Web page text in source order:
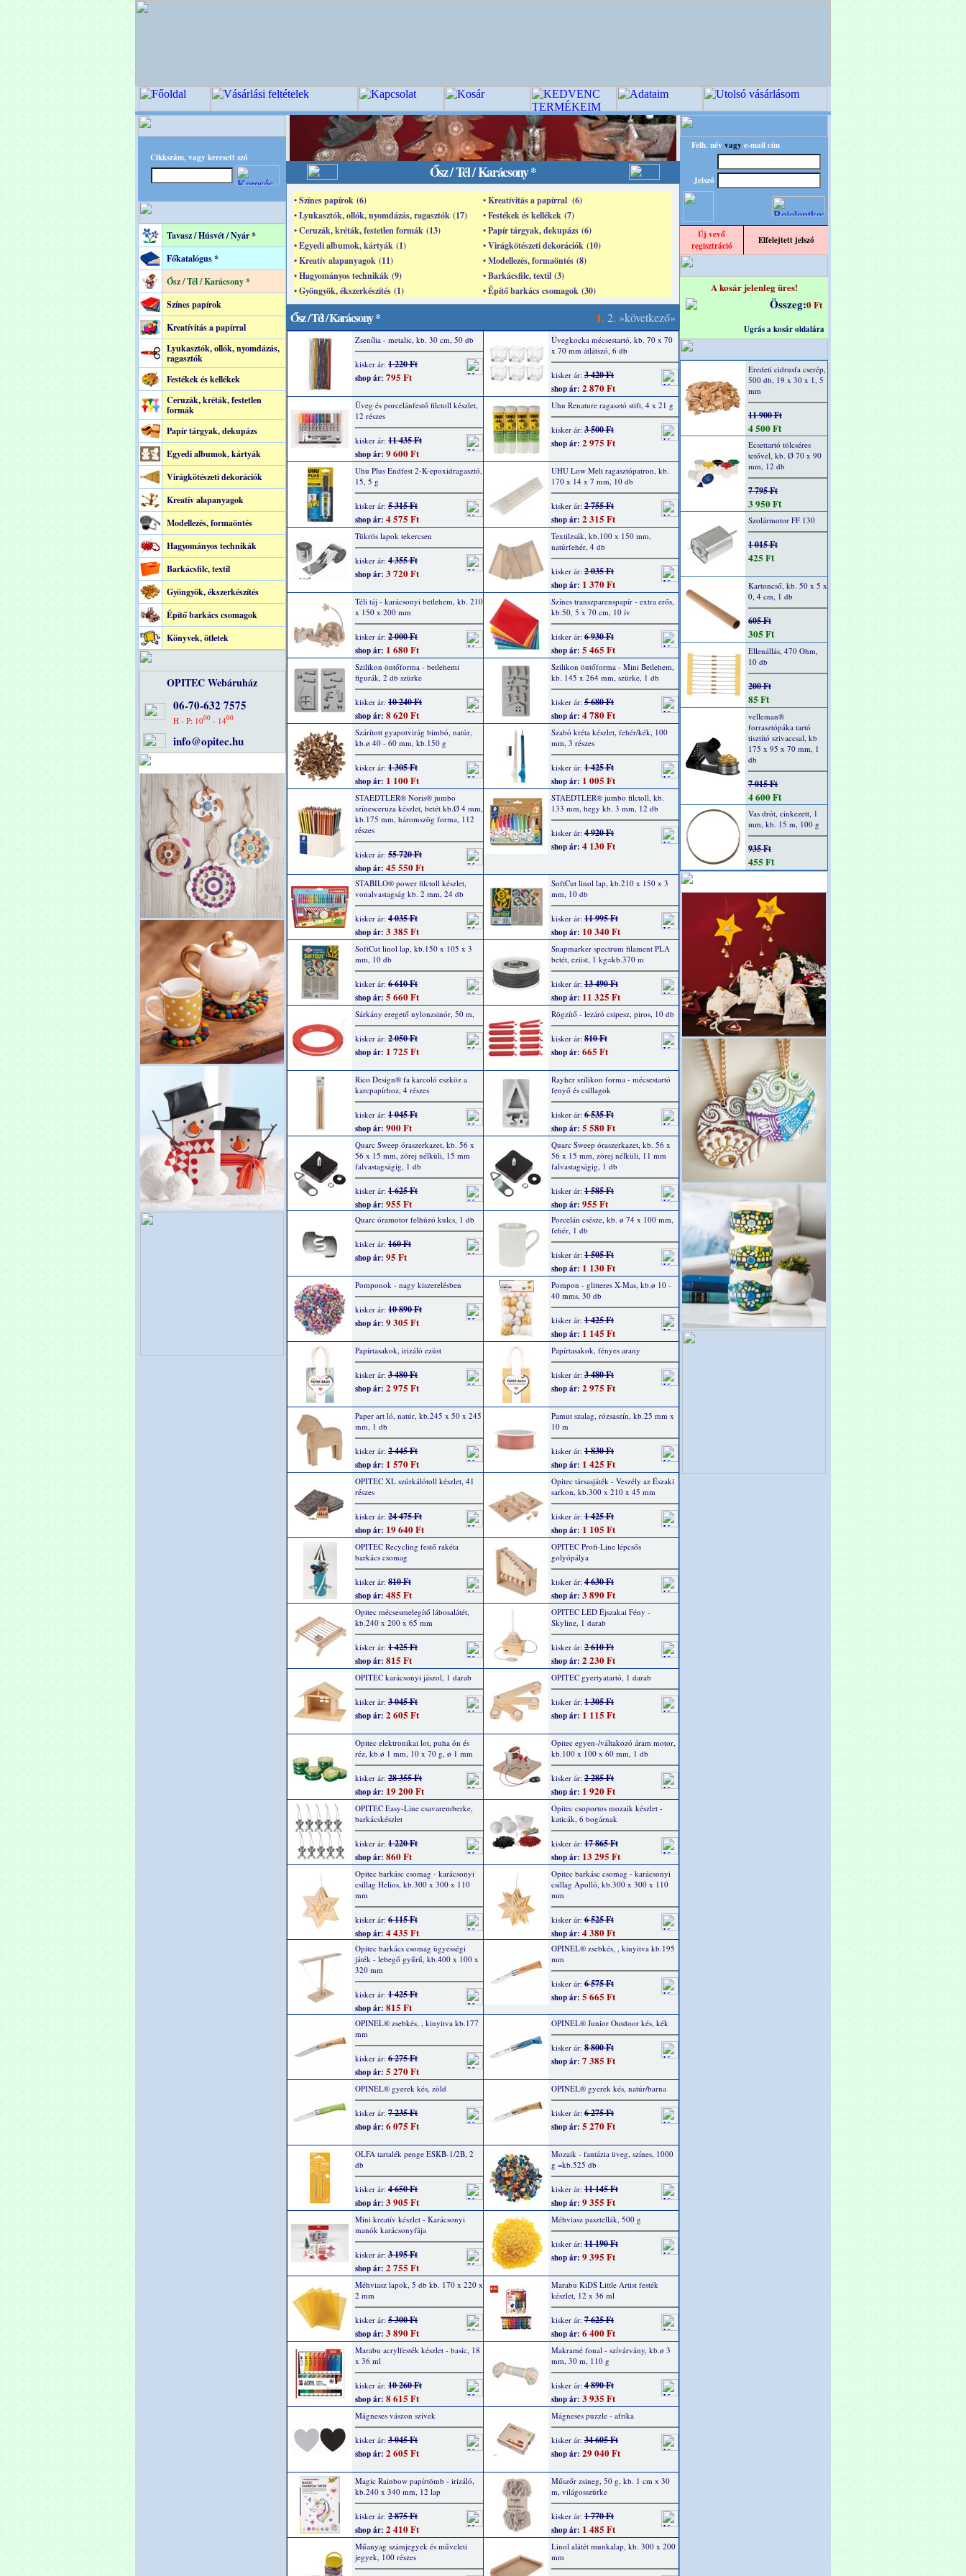
Cikkszám, vagy keresett szó
Tavasz / Húsvét / Nyár *
Főkatalógus *
Ősz / Tél / Karácsony *
Színes papírok
Kreatívitás a papírral
Lyukasztók, ollók, nyomdázás,
ragasztók
Festékek és kellékek
Ceruzák, kréták, festetlen
formák
Papír tárgyak, dekupázs
Egyedi albumok, kártyák
Virágkötészeti dekorációk
Kreatív alapanyagok
Modellezés, formaöntés
Hagyományos technikák
Barkácsfilc, textil
Gyöngyök, ékszerkészítés
Építő barkács csomagok
Könyvek, ötletek
OPITEC Webáruház
06-70-632 7575
H - P: 1000- 1400
info@opitec.hu
Ősz / Tél / Karácsony *
• Színes papírok (6)
• Kreatívitás a papírral (6)
• Lyukasztók, ollók, nyomdázás, ragasztók (17)
• Festékek és kellékek (7)
• Ceruzák, kréták, festetlen formák (13)
• Papír tárgyak, dekupázs (6)
• Egyedi albumok, kártyák (1)
• Virágkötészeti dekorációk (10)
• Kreatív alapanyagok (11)
• Modellezés, formaöntés (8)
• Hagyományos technikák (9)
• Barkácsfilc, textil (3)
• Gyöngyök, ékszerkészítés (1)
• Építő barkács csomagok (30)
Ősz / Tél / Karácsony * 1.2. »következő»
Zsenília - metalic, kb. 30 cm, 50 db
kisker ár: 1 220 Ft
shop ár: 795 Ft
Üvegkocka mécsestartó, kb. 70 x 70
x 70 mm átlátszó, 6 db
kisker ár: 3 420 Ft
shop ár: 2 870 Ft
Üveg és porcelánfestő filctoll készlet,
12 részes
kisker ár: 11 435 Ft
shop ár: 9 600 Ft
Uhu Renature ragasztó stift, 4 x 21 g
kisker ár: 3 500 Ft
shop ár: 2 975 Ft
Uhu Plus Endfest 2-K-epoxidragasztó,
15, 5 g
kisker ár: 5 315 Ft
shop ár: 4 575 Ft
UHU Low Melt ragasztópatron, kb.
170 x 14 x 7 mm, 10 db
kisker ár: 2 755 Ft
shop ár: 2 315 Ft
Tükrös lapok tekercsen
kisker ár: 4 355 Ft
shop ár: 3 720 Ft
Textilzsák, kb.100 x 150 mm,
natúrfehér, 4 db
kisker ár: 2 035 Ft
shop ár: 1 370 Ft
Téli táj - karácsonyi betlehem, kb. 210
x 150 x 200 mm
kisker ár: 2 000 Ft
shop ár: 1 680 Ft
Színes transzparenspapír - extra erős,
kb.50, 5 x 70 cm, 10 ív
kisker ár: 6 930 Ft
shop ár: 5 465 Ft
Szilikon öntőforma - betlehemi
figurák, 2 db szürke
kisker ár: 10 240 Ft
shop ár: 8 620 Ft
Szilikon öntőforma - Mini Betlehem,
kb. 145 x 264 mm, szürke, 1 db
kisker ár: 5 680 Ft
shop ár: 4 780 Ft
Szárított gyapotvirág bimbó, natúr,
kb.ø 40 - 60 mm, kb.150 g
kisker ár: 1 305 Ft
shop ár: 1 100 Ft
Szabó kréta készlet, fehér/kék, 100
mm, 3 részes
kisker ár: 1 425 Ft
shop ár: 1 005 Ft
STAEDTLER® Noris® jumbo
színesceruza készlet, betét kb.Ø 4 mm,
kb.175 mm, háromszög forma, 112
részes
kisker ár: 55 720 Ft
shop ár: 45 550 Ft
STAEDTLER® jumbo filctoll, kb.
133 mm, hegy kb. 3 mm, 12 db
kisker ár: 4 920 Ft
shop ár: 4 130 Ft
STABILO® power filctoll készlet,
vonalvastagság kb. 2 mm, 24 db
kisker ár: 4 035 Ft
shop ár: 3 385 Ft
SoftCut linol lap, kb.210 x 150 x 3
mm, 10 db
kisker ár: 11 995 Ft
shop ár: 10 340 Ft
SoftCut linol lap, kb.150 x 105 x 3
mm, 10 db
kisker ár: 6 610 Ft
shop ár: 5 660 Ft
Snapmarker spectrum filament PLA
betét, ezüst, 1 kg=kb.370 m
kisker ár: 13 490 Ft
shop ár: 11 325 Ft
Sárkány eregető nylonzsinór, 50 m,
kisker ár: 2 050 Ft
shop ár: 1 725 Ft
Rögzítő - lezáró csipesz, piros, 10 db
kisker ár: 810 Ft
shop ár: 665 Ft
Rico Design® fa karcoló eszköz a
karcpapírhoz, 4 részes
kisker ár: 1 045 Ft
shop ár: 900 Ft
Rayher szilikon forma - mécsestartó
fenyő és csillagok
kisker ár: 6 535 Ft
shop ár: 5 580 Ft
Quarc Sweep óraszerkazet, kb. 56 x
56 x 15 mm, zörej nélküli, 15 mm
falvastagságig, 1 db
kisker ár: 1 625 Ft
shop ár: 955 Ft
Quarc Sweep óraszerkazet, kb. 56 x
56 x 15 mm, zörej nélküli, 11 mm
falvastagságig, 1 db
kisker ár: 1 585 Ft
shop ár: 955 Ft
Quarc óramotor felhúzó kulcs, 1 db
kisker ár: 160 Ft
shop ár: 95 Ft
Porcelán csésze, kb. ø 74 x 100 mm,
fehér, 1 db
kisker ár: 1 505 Ft
shop ár: 1 130 Ft
Pomponok - nagy kiszerelésben
kisker ár: 10 890 Ft
shop ár: 9 305 Ft
Pompon - glitteres X-Mas, kb.ø 10 -
40 mms, 30 db
kisker ár: 1 425 Ft
shop ár: 1 145 Ft
Papírtasakok, irizáló ezüst
kisker ár: 3 480 Ft
shop ár: 2 975 Ft
Papírtasakok, fényes arany
kisker ár: 3 480 Ft
shop ár: 2 975 Ft
Paper art ló, natúr, kb.245 x 50 x 245
mm, 1 db
kisker ár: 2 445 Ft
shop ár: 1 570 Ft
Pamut szalag, rózsaszín, kb.25 mm x
10 m
kisker ár: 1 830 Ft
shop ár: 1 425 Ft
OPITEC XL szúrkálótoll készlet, 41
részes
kisker ár: 24 475 Ft
shop ár: 19 640 Ft
Opitec társasjáték - Veszély az Északi
sarkon, kb.300 x 210 x 45 mm
kisker ár: 1 425 Ft
shop ár: 1 105 Ft
OPITEC Recycling festő rakéta
barkács csomag
kisker ár: 810 Ft
shop ár: 485 Ft
OPITEC Profi-Line lépcsős
golyópálya
kisker ár: 4 630 Ft
shop ár: 3 890 Ft
Opitec mécsesmelegítő lábosalátét,
kb.240 x 200 x 65 mm
kisker ár: 1 425 Ft
shop ár: 815 Ft
OPITEC LED Éjszakai Fény -
Skyline, 1 darab
kisker ár: 2 610 Ft
shop ár: 2 230 Ft
OPITEC karácsonyi jászol, 1 darab
kisker ár: 3 045 Ft
shop ár: 2 605 Ft
OPITEC gyertyatartó, 1 darab
kisker ár: 1 305 Ft
shop ár: 1 115 Ft
Opitec elektronikai lot, puha ón és
réz, kb.ø 1 mm, 10 x 70 g, ø 1 mm
kisker ár: 28 355 Ft
shop ár: 19 200 Ft
Opitec egyen-/váltakozó áram motor,
kb.100 x 100 x 60 mm, 1 db
kisker ár: 2 285 Ft
shop ár: 1 920 Ft
OPITEC Easy-Line csavaremberke,
barkácskészlet
kisker ár: 1 220 Ft
shop ár: 860 Ft
Opitec csoportos mozaik készlet -
katicák, 6 bogárnak
kisker ár: 17 865 Ft
shop ár: 13 295 Ft
Opitec barkásc csomag - karácsonyi
csillag Helios, kb.300 x 300 x 110
mm
kisker ár: 6 115 Ft
shop ár: 4 435 Ft
Opitec barkásc csomag - karácsonyi
csillag Apolló, kb.300 x 300 x 110
mm
kisker ár: 6 525 Ft
shop ár: 4 380 Ft
Opitec barkács csomag ügyességi
játék - lebegő gyűrű, kb.400 x 100 x
320 mm
kisker ár: 1 425 Ft
shop ár: 815 Ft
OPINEL® zsebkés, , kinyitva kb.195
mm
kisker ár: 6 575 Ft
shop ár: 5 665 Ft
OPINEL® zsebkés, , kinyitva kb.177
mm
kisker ár: 6 275 Ft
shop ár: 5 270 Ft
OPINEL® Junior Outdoor kés, kék
kisker ár: 8 800 Ft
shop ár: 7 385 Ft
OPINEL® gyerek kés, zöld
kisker ár: 7 235 Ft
shop ár: 6 075 Ft
OPINEL® gyerek kés, natúr/barna
kisker ár: 6 275 Ft
shop ár: 5 270 Ft
OLFA tartalék penge ESKB-1/2B, 2
db
kisker ár: 4 650 Ft
shop ár: 3 905 Ft
Mozaik - fantázia üveg, színes, 1000
g =kb.525 db
kisker ár: 11 145 Ft
shop ár: 9 355 Ft
Mini kreatív készlet - Karácsonyi
manók karácsonyfája
kisker ár: 3 195 Ft
shop ár: 2 755 Ft
Méhviasz pasztellák, 500 g
kisker ár: 11 190 Ft
shop ár: 9 395 Ft
Méhviasz lapok, 5 db kb. 170 x 220 x
2 mm
kisker ár: 5 300 Ft
shop ár: 3 890 Ft
Marabu KiDS Little Artist festék
készlet, 12 x 36 ml
kisker ár: 7 625 Ft
shop ár: 6 400 Ft
Marabu acrylfesték készlet - basic, 18
x 36 ml
kisker ár: 10 260 Ft
shop ár: 8 615 Ft
Makramé fonal - szívárvány, kb.ø 3
mm, 30 m, 110 g
kisker ár: 4 890 Ft
shop ár: 3 935 Ft
Mágneses vászon szívek
kisker ár: 3 045 Ft
shop ár: 2 605 Ft
Mágneses puzzle - afrika
kisker ár: 34 605 Ft
shop ár: 29 040 Ft
Magic Rainbow papírtömb - irizáló,
kb.240 x 340 mm, 12 lap
kisker ár: 2 875 Ft
shop ár: 2 410 Ft
Műszőr zsineg, 50 g, kb. 1 cm x 30
m, világosszürke
kisker ár: 1 770 Ft
shop ár: 1 485 Ft
Műanyag számjegyek és műveleti
jegyek, 100 részes
Linol alátét munkalap, kb. 300 x 200
mm
Felh. név vagy e-mail cím
Jelszó
Új vevő
regisztráció
Elfelejtett jelszó
A kosár jelenleg üres!
Összeg:0 Ft
Ugrás a kosár oldalára
Eredeti cidrusfa cserép,
500 db, 19 x 30 x 1, 5
mm
11 900 Ft
4 500 Ft
Ecsettartó tölcséres
tetővel, kb. Ø 70 x 90
mm, 12 db
7 795 Ft
3 950 Ft
Szolármotor FF 130
1 015 Ft
425 Ft
Kartoncső, kb. 50 x 5 x
0, 4 cm, 1 db
605 Ft
305 Ft
Ellenállás, 470 Ohm,
10 db
200 Ft
85 Ft
velleman®
forrasztópáka tartó
tisztító szivaccsal, kb
175 x 95 x 70 mm, 1
db
7 015 Ft
4 600 Ft
Vas drót, cinkezett, 1
mm, kb. 15 m, 100 g
935 Ft
455 Ft